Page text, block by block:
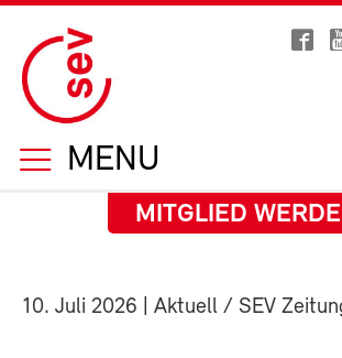
MENU
MITGLIED
10. Juli 2026 | Aktuell / SEV